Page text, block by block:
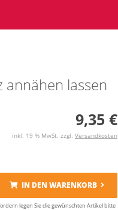
annähen lassen
9,35 €
inkl. 19 % MwSt. zzgl. Versandkosten
IN DEN WARENKORB
legen Sie die gewünschten Artikel bitte